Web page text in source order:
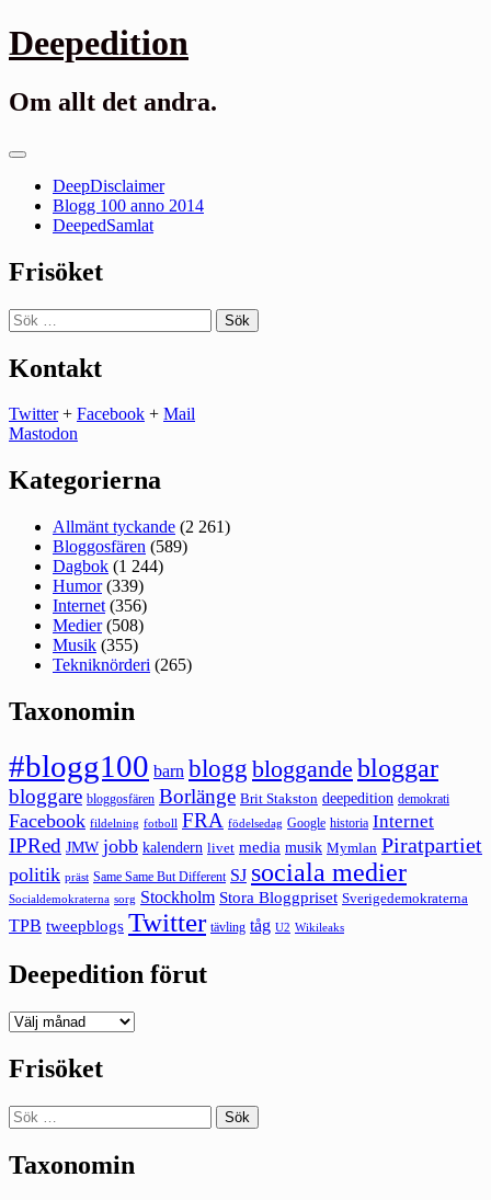
Gå
till
Deepedition
Om allt det andra.
Primär
DeepDisclaimer
Blogg 100 anno 2014
DeepedSamlat
Frisöket
Sök
efter:
Kontakt
Twitter+ Facebook + Mail
Mastodon
Kategorierna
Allmänt tyckande (2 261)
Bloggosfären (589)
Dagbok (1 244)
Humor(339)
Internet (356)
Medier(508)
Musik (355)
Tekniknörderi (265)
Taxonomin
#blogg100 barn blogg bloggande bloggar
bloggare bloggosfären Borlänge Brit Stakston deepedition demokrati
Facebook fildelning fotboll FRA födelsedag Google historia Internet
IPRed JMW jobb kalendern livet media musik Mymlan Piratpartiet
politik präst Same Same But Different SJ sociala medier
Socialdemokraterna sorg Stockholm Stora Bloggpriset Sverigedemokraterna
TPB tweepblogs Twitter tävling tåg U2 Wikileaks
Deepedition förut
Deepedition
Frisöket
Sök
efter:
Taxonomin